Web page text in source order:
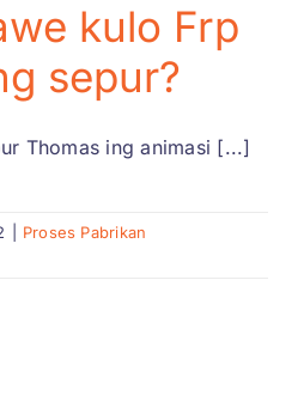
kulo Frp
sepur?
Thomas ing animasi [...]
Proses Pabrikan